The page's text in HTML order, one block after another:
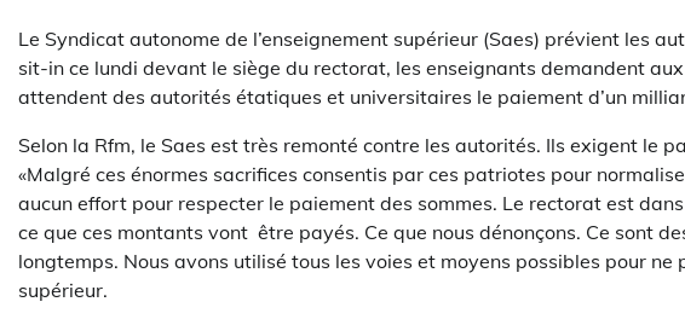
Le Syndicat autonome de l’enseignement supérieur (Saes) prévient les
sit-in ce lundi devant le siège du rectorat, les enseignants demandent
attendent des autorités étatiques et universitaires le paiement d’un
Selon la Rfm, le Saes est très remonté contre les autorités. Ils exigent le
«Malgré ces énormes sacrifices consentis par ces patriotes pour
aucun effort pour respecter le paiement des sommes. Le rectorat est
ce que ces montants vont être payés. Ce que nous dénonçons. Ce sont
longtemps. Nous avons utilisé tous les voies et moyens possibles pour
supérieur.